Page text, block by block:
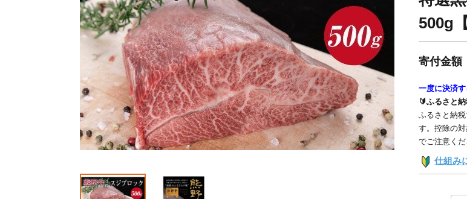
500g
寄付金額
一度に決済す
🔰ふるさと
ふるさと納
す。控除の
でご注意くだ
仕組み